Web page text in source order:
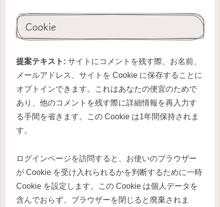
Cookie
提案テキスト: サイトにコメントを残す際、お名前、
メールアドレス、サイトを Cookie に保存することに
オプトインできます。これはあなたの便宜のためで
あり、他のコメントを残す際に詳細情報を再入力す
る手間を省きます。この Cookie は1年間保持されま
す。
ログインページを訪問すると、お使いのブラウザー
が Cookie を受け入れられるかを判断するために一時
Cookie を設定します。この Cookie は個人データを
含んでおらず、ブラウザーを閉じると廃棄されま